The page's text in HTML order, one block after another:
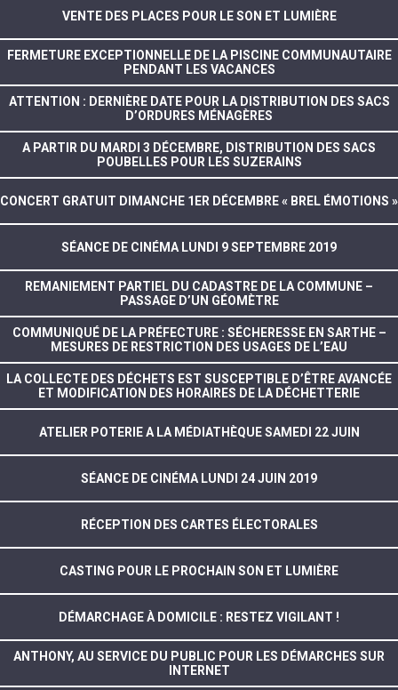
VENTE DES PLACES POUR LE SON ET LUMIÈRE
FERMETURE EXCEPTIONNELLE DE LA PISCINE COMMUNAUTAIRE
PENDANT LES VACANCES
ATTENTION : DERNIÈRE DATE POUR LA DISTRIBUTION DES SACS
D’ORDURES MÉNAGÈRES
A PARTIR DU MARDI 3 DÉCEMBRE, DISTRIBUTION DES SACS
POUBELLES POUR LES SUZERAINS
CONCERT GRATUIT DIMANCHE 1ER DÉCEMBRE « BREL ÉMOTIONS »
SÉANCE DE CINÉMA LUNDI 9 SEPTEMBRE 2019
REMANIEMENT PARTIEL DU CADASTRE DE LA COMMUNE –
PASSAGE D’UN GÉOMÈTRE
COMMUNIQUÉ DE LA PRÉFECTURE : SÉCHERESSE EN SARTHE –
MESURES DE RESTRICTION DES USAGES DE L’EAU
LA COLLECTE DES DÉCHETS EST SUSCEPTIBLE D’ÊTRE AVANCÉE
ET MODIFICATION DES HORAIRES DE LA DÉCHETTERIE
ATELIER POTERIE A LA MÉDIATHÈQUE SAMEDI 22 JUIN
SÉANCE DE CINÉMA LUNDI 24 JUIN 2019
RÉCEPTION DES CARTES ÉLECTORALES
CASTING POUR LE PROCHAIN SON ET LUMIÈRE
DÉMARCHAGE À DOMICILE : RESTEZ VIGILANT !
ANTHONY, AU SERVICE DU PUBLIC POUR LES DÉMARCHES SUR
INTERNET